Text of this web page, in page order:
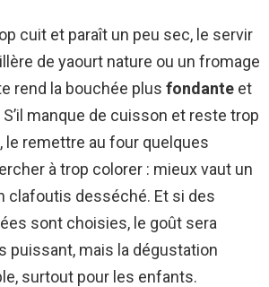
cuit et paraît un peu sec, le servir
de yaourt nature ou un fromage
rend la bouchée plus fondante et
S’il manque de cuisson et reste trop
le remettre au four quelques
à trop colorer : mieux vaut un
clafoutis desséché. Et si des
sont choisies, le goût sera
puissant, mais la dégustation
surtout pour les enfants.